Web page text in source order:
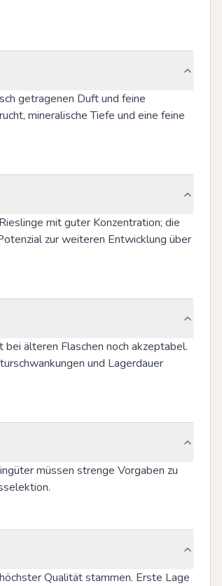
getragenen Duft und feine
mineralische Tiefe und eine feine
mit guter Konzentration; die
zur weiteren Entwicklung über
älteren Flaschen noch akzeptabel.
und Lagerdauer
müssen strenge Vorgaben zu
Qualität stammen. Erste Lage